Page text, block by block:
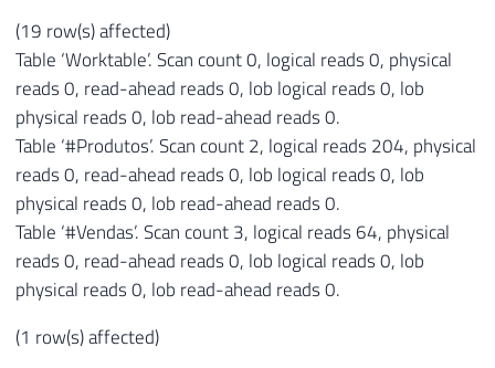
(19 row(s) affected)
Table ‘Worktable’. Scan count 0, logical reads 0, physical
reads 0, read-ahead reads 0, lob logical reads 0, lob
physical reads 0, lob read-ahead reads 0.
Table ‘#Produtos’. Scan count 2, logical reads 204, physical
reads 0, read-ahead reads 0, lob logical reads 0, lob
physical reads 0, lob read-ahead reads 0.
Table ‘#Vendas’. Scan count 3, logical reads 64, physical
reads 0, read-ahead reads 0, lob logical reads 0, lob
physical reads 0, lob read-ahead reads 0.
(1 row(s) affected)